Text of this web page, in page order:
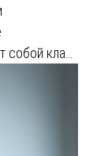
кла…